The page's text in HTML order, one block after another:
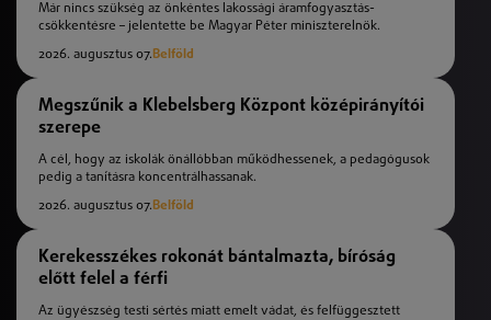
Már nincs szükség az önkéntes lakossági áramfogyasztás-
csökkentésre – jelentette be Magyar Péter miniszterelnök.
2026. augusztus 07.Belföld
Megszűnik a Klebelsberg Központ középirányítói
szerepe
A cél, hogy az iskolák önállóbban működhessenek, a pedagógusok
pedig a tanításra koncentrálhassanak.
2026. augusztus 07.Belföld
Kerekesszékes rokonát bántalmazta, bíróság
előtt felel a férfi
Az ügyészség testi sértés miatt emelt vádat, és felfüggesztett